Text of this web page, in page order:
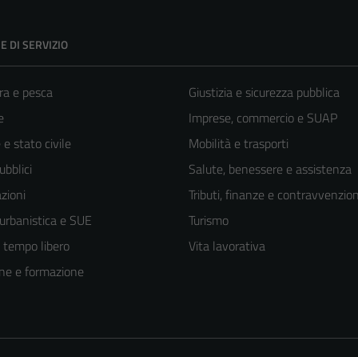
DI SERVIZIO
e pesca
e stato civile
e SUE
libero
e formazione
Giustizia e sicurezza pubblica
Imprese, commercio e SUAP
Mobilità e trasporti
Salute, benessere e assistenza
Tributi, finanze e
Turismo
Vita lavorativa